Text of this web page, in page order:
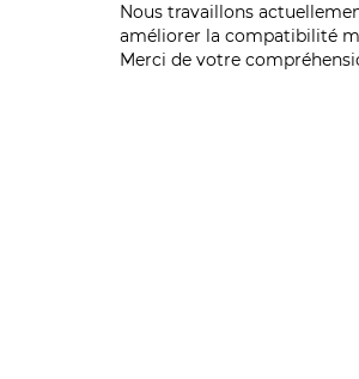
Nous travaillons
améliorer la compatibilité
Merci de votre